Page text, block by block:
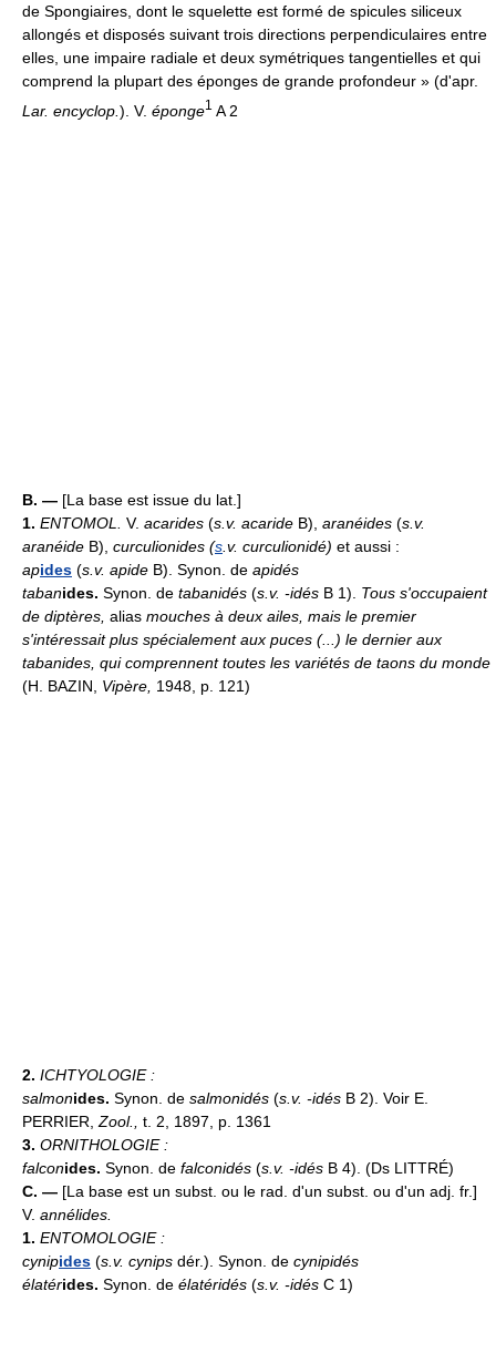
de Spongiaires, dont le squelette est formé de spicules siliceux
allongés et disposés suivant trois directions perpendiculaires entre
elles, une impaire radiale et deux symétriques tangentielles et qui
comprend la plupart des éponges de grande profondeur » (d'apr.
Lar. encyclop. ). V. éponge1 A 2
B. — [La base est issue du lat.]
1. ENTOMOL. V. acarides (s.v. acaride B), aranéides (s.v.
aranéide B), curculionides (s .v. curculionidé) et aussi :
apides (s.v. apide B). Synon. de apidés
tabanides. Synon. de tabanidés (s.v. -idés B 1). Tous s'occupaient
de diptères, alias mouches à deux ailes, mais le premier
s'intéressait plus spécialement aux puces (...) le dernier aux
tabanides, qui comprennent toutes les variétés de taons du monde
(H. BAZIN, Vipère, 1948, p. 121)
2. ICHTYOLOGIE :
salmonides. Synon. de salmonidés (s.v. -idés B 2). Voir E.
PERRIER, Zool., t. 2, 1897, p. 1361
3. ORNITHOLOGIE :
falconides. Synon. de falconidés (s.v. -idés B 4). (Ds LITTRÉ)
C. — [La base est un subst. ou le rad. d'un subst. ou d'un adj. fr.]
V. annélides.
1. ENTOMOLOGIE :
cynipides (s.v. cynips dér.). Synon. de cynipidés
élatérides. Synon. de élatéridés (s.v. -idés C 1)